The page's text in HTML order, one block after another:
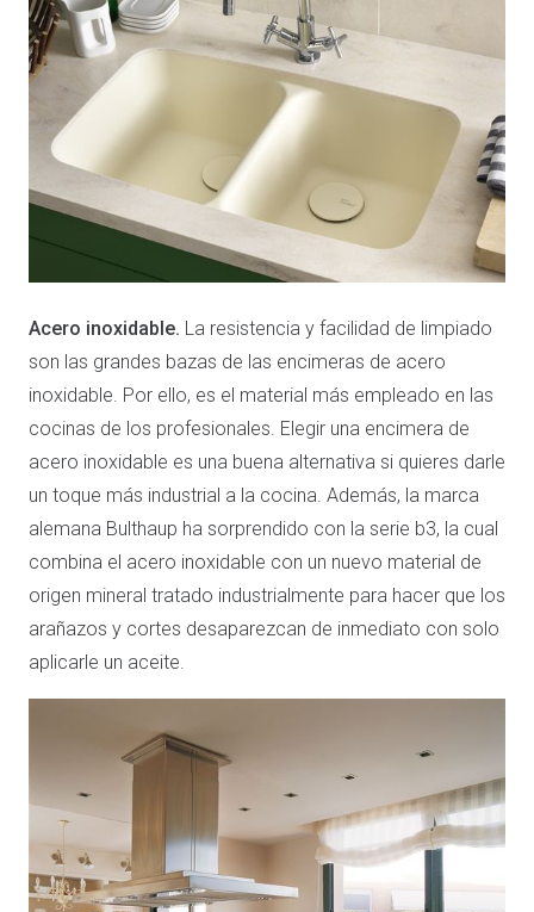
Acero inoxidable. La resistencia y facilidad de limpiado
son las grandes bazas de las encimeras de acero
inoxidable. Por ello, es el material más empleado en las
cocinas de los profesionales. Elegir una encimera de
acero inoxidable es una buena alternativa si quieres darle
un toque más industrial a la cocina. Además, la marca
alemana Bulthaup ha sorprendido con la serie b3, la cual
combina el acero inoxidable con un nuevo material de
origen mineral tratado industrialmente para hacer que los
arañazos y cortes desaparezcan de inmediato con solo
aplicarle un aceite.